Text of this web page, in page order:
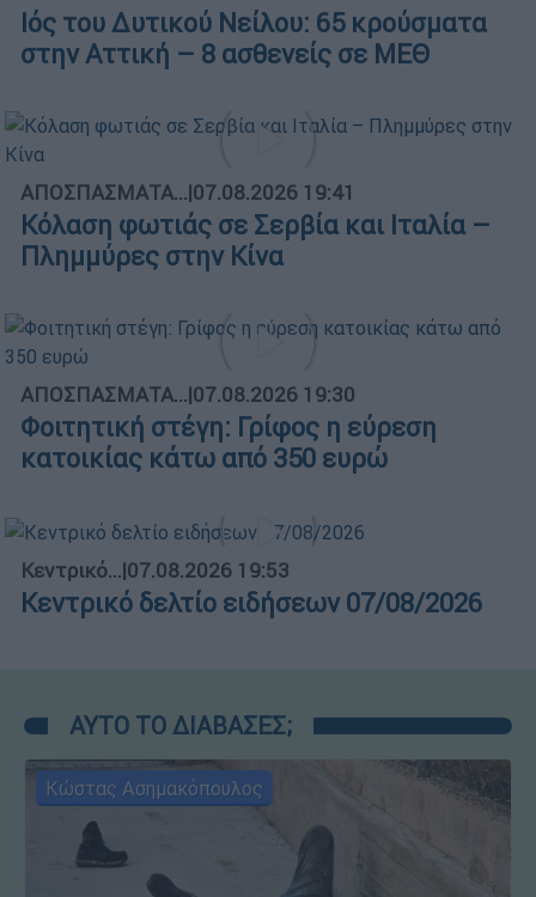
Ιός του Δυτικού Νείλου: 65 κρούσματα
στην Αττική – 8 ασθενείς σε ΜΕΘ
ΑΠΟΣΠΑΣΜΑΤΑ...|07.08.2026 19:41
Κόλαση φωτιάς σε Σερβία και Ιταλία –
Πλημμύρες στην Κίνα
ΑΠΟΣΠΑΣΜΑΤΑ...|07.08.2026 19:30
Φοιτητική στέγη: Γρίφος η εύρεση
κατοικίας κάτω από 350 ευρώ
Κεντρικό...|07.08.2026 19:53
Κεντρικό δελτίο ειδήσεων 07/08/2026
ΑΥΤΟ ΤΟ ΔΙΑΒΑΣΕΣ;
Κώστας Ασημακόπουλος